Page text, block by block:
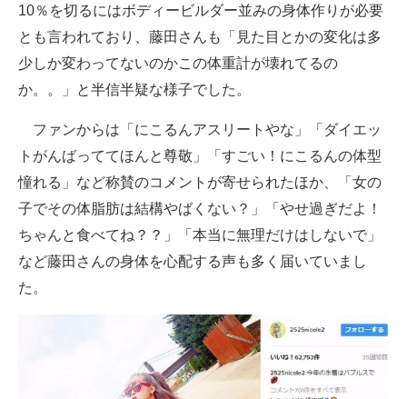
エネルギーの専門メディア
建設×テクノロジーの最前線
ちょっと気になるネットの話題
10％を切るにはボディービルダー並みの身体作りが必要
とも言われており、藤田さんも「見た目とかの変化は多
少しか変わってないのかこの体重計が壊れてるの
か。。」と半信半疑な様子でした。
ファンからは「にこるんアスリートやな」「ダイエッ
トがんばっててほんと尊敬」「すごい！にこるんの体型
憧れる」など称賛のコメントが寄せられたほか、「女の
子でその体脂肪は結構やばくない？」「やせ過ぎだよ！
ちゃんと食べてね？？」「本当に無理だけはしないで」
など藤田さんの身体を心配する声も多く届いていまし
た。